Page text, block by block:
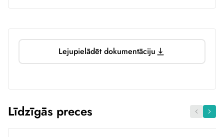
Lejupielādēt dokumentāciju
Līdzīgās preces